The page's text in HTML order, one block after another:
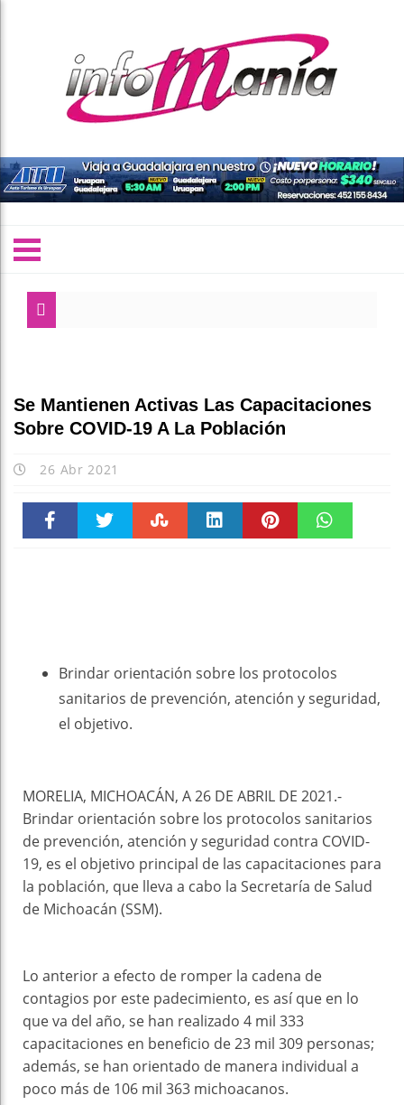
Se Mantienen Activas Las Capacitaciones
Sobre COVID-19 A La Población
26 Abr 2021
Brindar orientación sobre los protocolos
sanitarios de prevención, atención y seguridad,
el objetivo.
MORELIA, MICHOACÁN, A 26 DE ABRIL DE 2021.-
Brindar orientación sobre los protocolos sanitarios
de prevención, atención y seguridad contra COVID-
19, es el objetivo principal de las capacitaciones para
la población, que lleva a cabo la Secretaría de Salud
de Michoacán (SSM).
Lo anterior a efecto de romper la cadena de
contagios por este padecimiento, es así que en lo
que va del año, se han realizado 4 mil 333
capacitaciones en beneficio de 23 mil 309 personas;
además, se han orientado de manera individual a
poco más de 106 mil 363 michoacanos.